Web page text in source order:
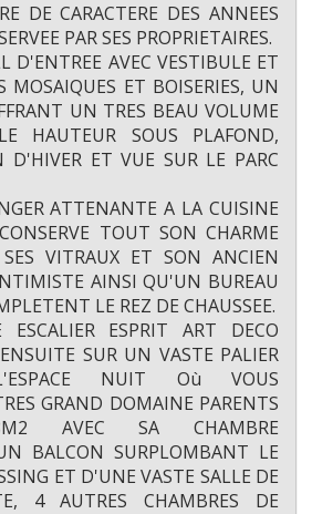
DE CARACTERE DES ANNEES
PAR SES PROPRIETAIRES.
D'ENTREE AVEC VESTIBULE ET
MOSAIQUES ET BOISERIES, UN
UN TRES BEAU VOLUME
HAUTEUR SOUS PLAFOND,
D'HIVER ET VUE SUR LE PARC
ATTENANTE A LA CUISINE
TOUT SON CHARME
VITRAUX ET SON ANCIEN
AINSI QU'UN BUREAU
LE REZ DE CHAUSSEE.
ESCALIER ESPRIT ART DECO
SUR UN VASTE PALIER
NUIT Où VOUS
GRAND DOMAINE PARENTS
AVEC SA CHAMBRE
BALCON SURPLOMBANT LE
ET D'UNE VASTE SALLE DE
4 AUTRES CHAMBRES DE